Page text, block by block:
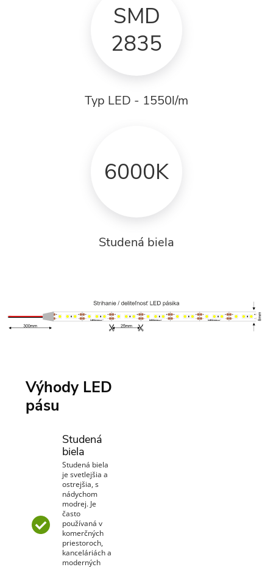
SMD
2835
Typ LED - 1550l/m
6000K
Studená biela
Výhody LED
pásu
Studená
biela
Studená biela
je svetlejšia a
ostrejšia, s
nádychom
modrej. Je
často
používaná v
komerčných
priestoroch,
kanceláriách a
moderných